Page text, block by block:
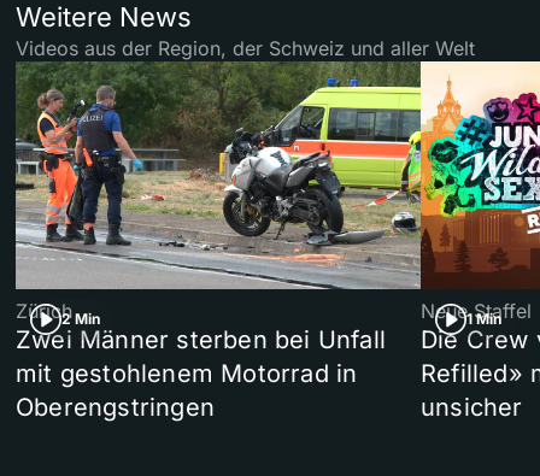
Weitere News
Videos aus der Region, der Schweiz und aller Welt
2 Min
Zürich
Zwei Männer sterben bei Unfall
mit gestohlenem Motorrad in
Oberengstringen
1 Min
Neue Staffel
Die Crew
Refilled»
unsicher